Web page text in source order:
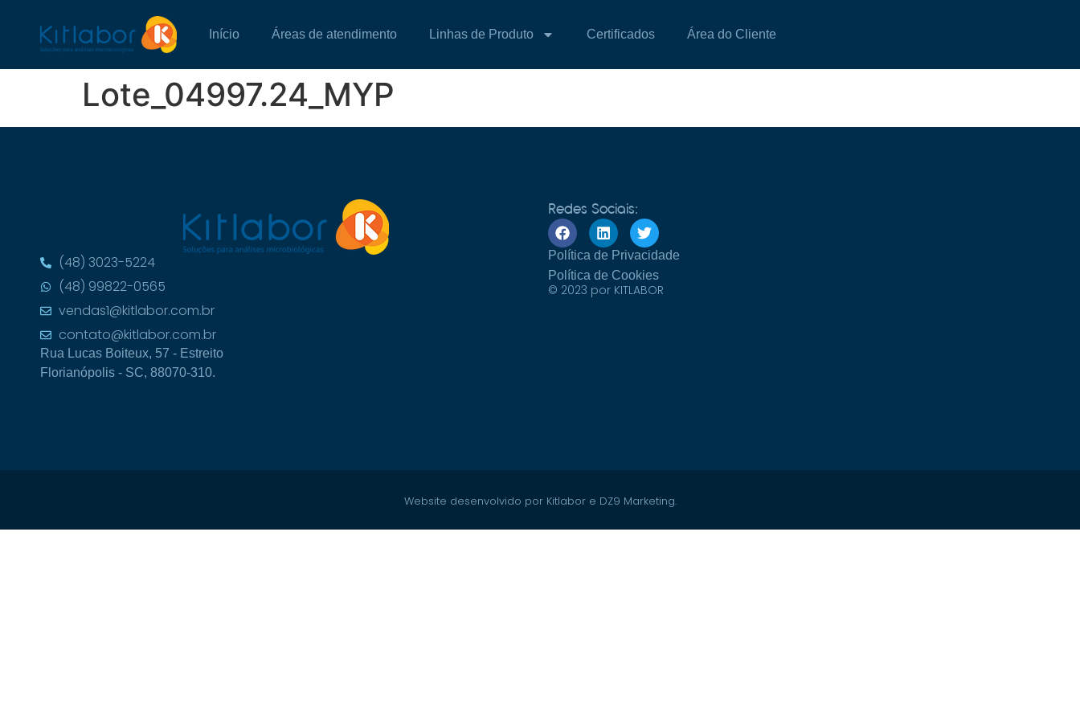
Início Áreas de atendimento Linhas de Produto Certificados Área do Cliente
Lote_04997.24_MYP
(48) 3023-5224
(48) 99822-0565
vendas1@kitlabor.com.br
contato@kitlabor.com.br
Rua Lucas Boiteux, 57 - Estreito
Florianópolis - SC, 88070-310.
Redes Sociais:
Política de Privacidade
Política de Cookies
© 2023 por KITLABOR
Website desenvolvido por Kitlabor e DZ9 Marketing.